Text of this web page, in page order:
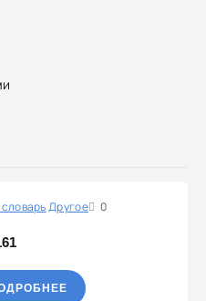
Другое 0